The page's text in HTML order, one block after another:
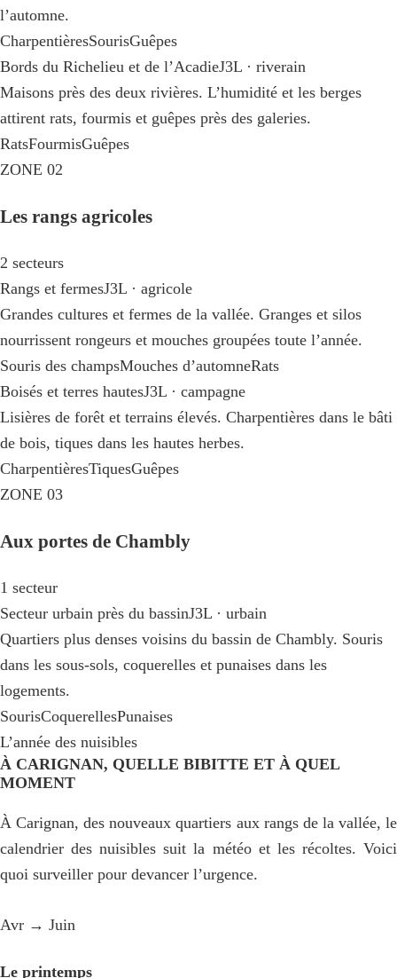
l’automne.
CharpentièresSourisGuêpes
Bords du Richelieu et de l’AcadieJ3L · riverain
Maisons près des deux rivières. L’humidité et les berges
attirent rats, fourmis et guêpes près des galeries.
RatsFourmisGuêpes
ZONE 02
Les rangs agricoles
2 secteurs
Rangs et fermesJ3L · agricole
Grandes cultures et fermes de la vallée. Granges et silos
nourrissent rongeurs et mouches groupées toute l’année.
Souris des champsMouches d’automneRats
Boisés et terres hautesJ3L · campagne
Lisières de forêt et terrains élevés. Charpentières dans le bâti
de bois, tiques dans les hautes herbes.
CharpentièresTiquesGuêpes
ZONE 03
Aux portes de Chambly
1 secteur
Secteur urbain près du bassinJ3L · urbain
Quartiers plus denses voisins du bassin de Chambly. Souris
dans les sous-sols, coquerelles et punaises dans les
logements.
SourisCoquerellesPunaises
L’année des nuisibles
À CARIGNAN, QUELLE BIBITTE ET À QUEL
MOMENT
À Carignan, des nouveaux quartiers aux rangs de la vallée, le
calendrier des nuisibles suit la météo et les récoltes. Voici
quoi surveiller pour devancer l’urgence.
Avr → Juin
Le printemps